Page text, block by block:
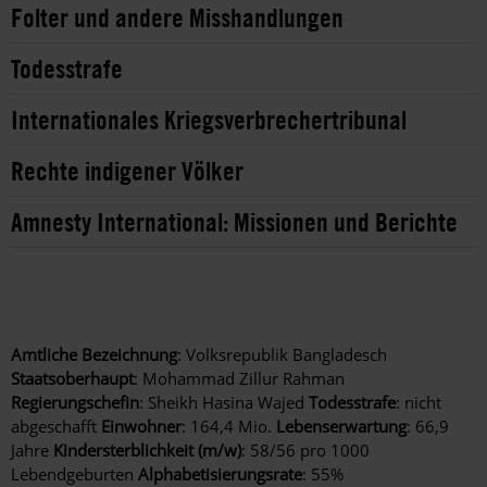
Folter und andere Misshandlungen
Todesstrafe
Internationales Kriegsverbrechertribunal
Rechte indigener Völker
Amnesty International: Missionen und Berichte
Amtliche Bezeichnung: Volksrepublik Bangladesch
Staatsoberhaupt: Mohammad Zillur Rahman
Regierungschefin: Sheikh Hasina Wajed Todesstrafe: nicht
abgeschafft Einwohner: 164,4 Mio. Lebenserwartung: 66,9
Jahre Kindersterblichkeit (m/w): 58/56 pro 1000
Lebendgeburten Alphabetisierungsrate: 55%